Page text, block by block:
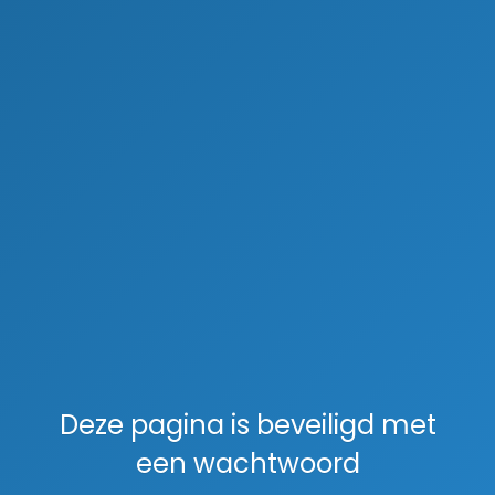
Deze pagina is beveiligd met
een wachtwoord